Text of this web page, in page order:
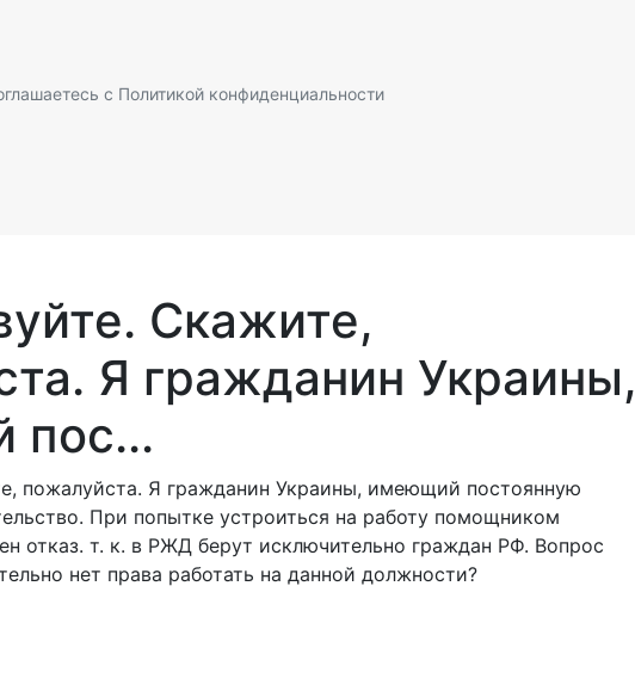
с Политикой конфиденциальности
Скажите,
Я гражданин Украины,
пос...
пожалуйста. Я гражданин Украины, имеющий постоянную
При попытке устроиться на работу помощником
отказ. т. к. в РЖД берут исключительно граждан РФ. Вопрос
нет права работать на данной должности?